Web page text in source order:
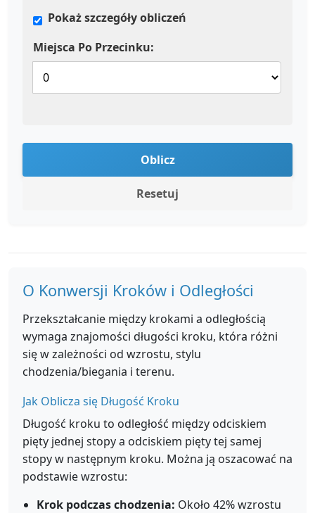
Pokaż szczegóły obliczeń
Miejsca Po Przecinku:
Oblicz
Resetuj
O Konwersji Kroków i Odległości
Przekształcanie między krokami a odległością
wymaga znajomości długości kroku, która różni
się w zależności od wzrostu, stylu
chodzenia/biegania i terenu.
Jak Oblicza się Długość Kroku
Długość kroku to odległość między odciskiem
pięty jednej stopy a odciskiem pięty tej samej
stopy w następnym kroku. Można ją oszacować na
podstawie wzrostu:
Krok podczas chodzenia: Około 42% wzrostu